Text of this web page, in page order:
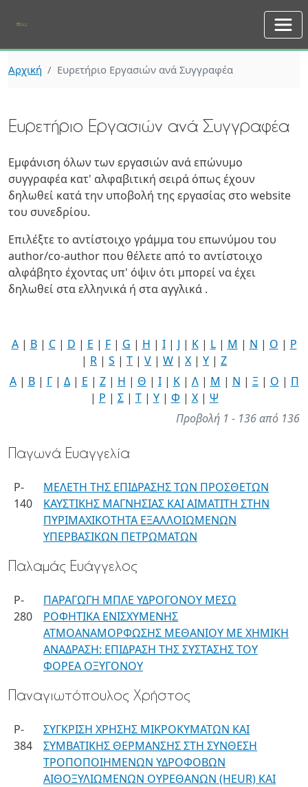
Αρχική Ευρετήριο Εργασιών ανά Συγγραφέα
Ευρετήριο Εργασιών ανά Συγγραφέα
Εμφάνιση όλων των εργασιών ανά επώνυμο
συγγραφέα κατ' αλφαβιτική σειρά όπως έχουν
δηλωθεί κατά την υποβολή της εργασίας στο website
του συνεδρίου.
Επιλέξτε το αντίστοιχο γράμμα του επωνύμου του
author/co-author που θέλετε από το αντίστοιχο
αλφάβητο έχοντας υπ' όψιν ότι μπορεί να έχει
δηλωθεί στα ελληνικά ή στα αγγλικά .
A | B | C | D | E | F | G | H | I | J | K | L | M | N | O | P
| R | S | T | V | W | X | Y | Z
Α | Β | Γ | Δ | Ε | Ζ | Η | Θ | Ι | Κ | Λ | Μ | Ν | Ξ | Ο | Π
| Ρ | Σ | Τ | Υ | Φ | Χ | Ψ
Προβολή 1 - 136 από 136
Παγωνά Ευαγγελία
P-
140
ΜΕΛΕΤΗ ΤΗΣ ΕΠΙΔΡΑΣΗΣ ΤΩΝ ΠΡΟΣΘΕΤΩΝ
ΚΑΥΣΤΙΚΗΣ ΜΑΓΝΗΣΙΑΣ ΚΑΙ ΑΙΜΑΤΙΤΗ ΣΤΗΝ
ΠΥΡΙΜΑΧΙΚΟΤΗΤΑ ΕΞΑΛΛΟΙΩΜΕΝΩΝ
ΥΠΕΡΒΑΣΙΚΩΝ ΠΕΤΡΩΜΑΤΩΝ
Παλαμάς Ευάγγελος
P-
280
ΠΑΡΑΓΩΓΗ ΜΠΛΕ ΥΔΡΟΓΟΝΟΥ ΜΕΣΩ
ΡΟΦΗΤΙΚΑ ΕΝΙΣΧΥΜΕΝΗΣ
ΑΤΜΟΑΝΑΜΟΡΦΩΣΗΣ ΜΕΘΑΝΙΟΥ ΜΕ ΧΗΜΙΚΗ
ΑΝΑΔΡΑΣΗ: ΕΠΙΔΡΑΣΗ ΤΗΣ ΣΥΣΤΑΣΗΣ ΤΟΥ
ΦΟΡΕΑ ΟΞΥΓΟΝΟΥ
Παναγιωτόπουλος Χρήστος
P-
384
ΣΥΓΚΡΙΣΗ ΧΡΗΣΗΣ ΜΙΚΡΟΚΥΜΑΤΩΝ ΚΑΙ
ΣΥΜΒΑΤΙΚΗΣ ΘΕΡΜΑΝΣΗΣ ΣΤΗ ΣΥΝΘΕΣΗ
ΤΡΟΠΟΠΟΙΗΜΕΝΩΝ ΥΔΡΟΦΟΒΩΝ
ΑΙΘΟΞΥΛΙΩΜΕΝΩΝ ΟΥΡΕΘΑΝΩΝ (HEUR) KAI